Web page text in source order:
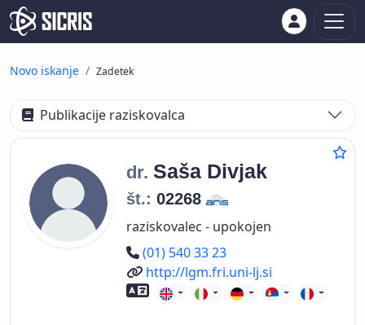
Novo iskanje Zadetek
Publikacije raziskovalca
dr. Saša Divjak
št.: 02268
raziskovalec - upokojen
Telefon
(01) 540 33 23
Spletni naslov
http://lgm.fri.uni-lj.si
Znanje tujih jezikov